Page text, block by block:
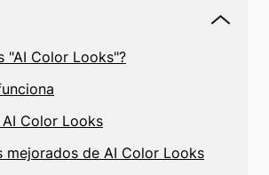
"AI Color Looks"?
Color Looks
mejorados de AI Color Looks